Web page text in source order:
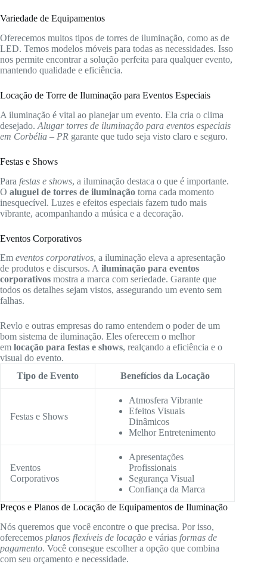
Variedade de Equipamentos
Oferecemos muitos tipos de torres de iluminação, como as de
LED. Temos modelos móveis para todas as necessidades. Isso
nos permite encontrar a solução perfeita para qualquer evento,
mantendo qualidade e eficiência.
Locação de Torre de Iluminação para Eventos Especiais
A iluminação é vital ao planejar um evento. Ela cria o clima
desejado. Alugar torres de iluminação para eventos especiais
em Corbélia – PR garante que tudo seja visto claro e seguro.
Festas e Shows
Para festas e shows, a iluminação destaca o que é importante.
O aluguel de torres de iluminação torna cada momento
inesquecível. Luzes e efeitos especiais fazem tudo mais
vibrante, acompanhando a música e a decoração.
Eventos Corporativos
Em eventos corporativos, a iluminação eleva a apresentação
de produtos e discursos. A iluminação para eventos
corporativos mostra a marca com seriedade. Garante que
todos os detalhes sejam vistos, assegurando um evento sem
falhas.
Revlo e outras empresas do ramo entendem o poder de um
bom sistema de iluminação. Eles oferecem o melhor
em locação para festas e shows, realçando a eficiência e o
visual do evento.
Tipo de Evento
Benefícios da Locação
Festas e Shows
Atmosfera Vibrante
Efeitos Visuais
Dinâmicos
Melhor Entretenimento
Eventos
Corporativos
Apresentações
Profissionais
Segurança Visual
Confiança da Marca
Preços e Planos de Locação de Equipamentos de Iluminação
Nós queremos que você encontre o que precisa. Por isso,
oferecemos planos flexíveis de locação e várias formas de
pagamento. Você consegue escolher a opção que combina
com seu orçamento e necessidade.